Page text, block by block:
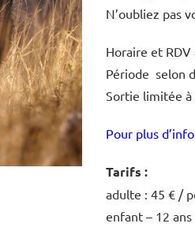
N’oubliez pas
Horaire et
Période selon
Sortie limitée à
Pour plus
Tarifs :
adulte : 45 € /
enfant – 12